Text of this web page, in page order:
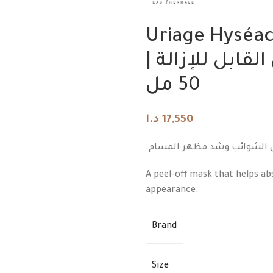
Uriage
50 مل
17,550 د.ا
الشوائب وشد مظهر المسام.
A peel-off mask that helps
appearance.
Brand
Size